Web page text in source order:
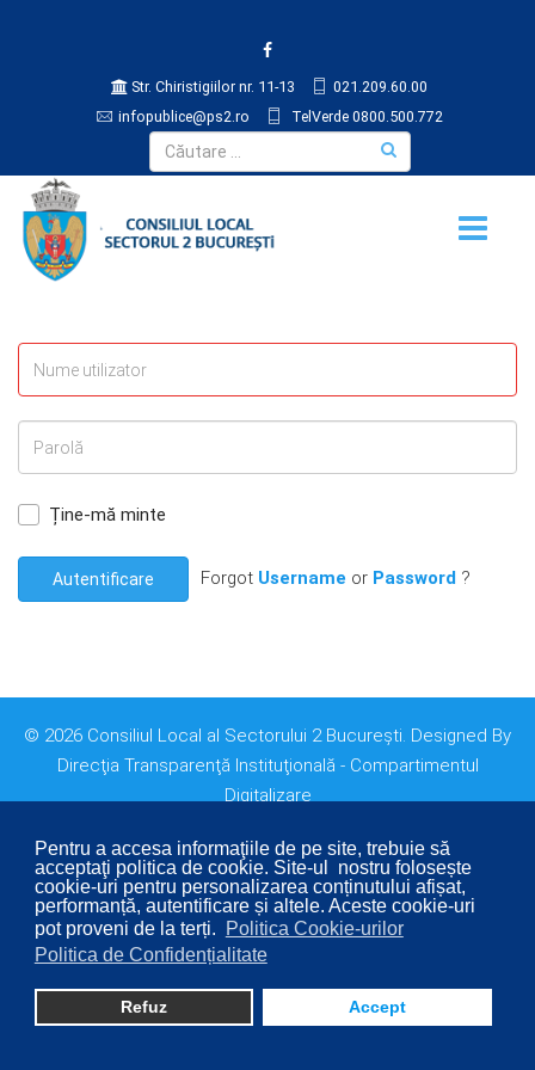
Pentru a accesa informaţiile de pe site, trebuie să
acceptaţi politica de cookie. Site-ul nostru folosește
cookie-uri pentru personalizarea conținutului afișat,
performanță, autentificare și altele. Aceste cookie-uri
pot proveni de la terți.
Politica Cookie-urilor
Politica de Confidențialitate
Refuz Accept
Str. Chiristigiilor nr. 11-13
021.209.60.00
infopublice@ps2.ro
TelVerde 0800.500.772
Ține-mă minte
Autentificare Forgot Username or Password ?
© 2026 Consiliul Local al Sectorului 2 București. Designed By
Direcţia Transparenţă Instituţională - Compartimentul
Digitalizare